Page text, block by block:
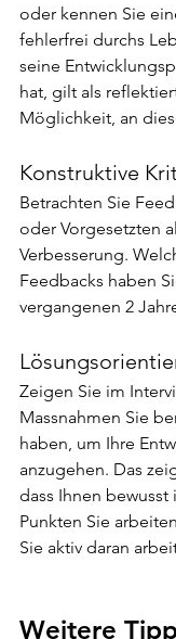
oder kennen Sie
fehlerfrei durchs
seine
hat, gilt als
Möglichkeit, an
Konstruktive
Betrachten Sie
oder Vorgesetzten
Verbesserung.
Feedbacks haben
vergangenen 2
Zeigen Sie im
Massnahmen Sie
haben, um Ihre
anzugehen. Das
dass Ihnen bewusst
Punkten Sie
Sie aktiv daran
Weitere